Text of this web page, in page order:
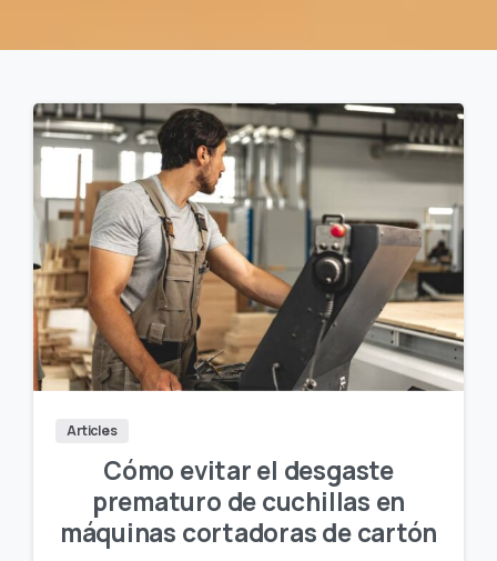
Articles
Cómo evitar el desgaste
prematuro de cuchillas en
máquinas cortadoras de cartón